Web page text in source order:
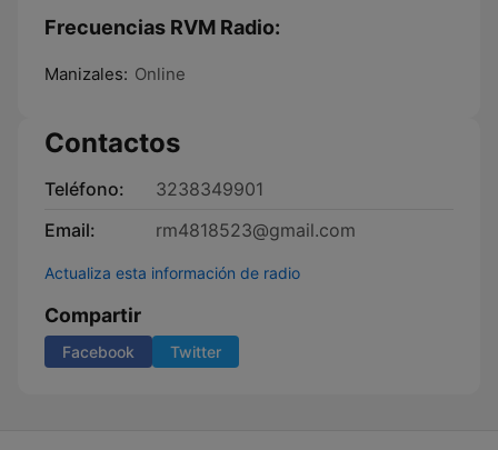
Frecuencias RVM Radio:
Manizales: Online
Contactos
Teléfono:
3238349901
Email:
rm4818523@gmail.com
Actualiza esta información de radio
Compartir
Facebook Twitter